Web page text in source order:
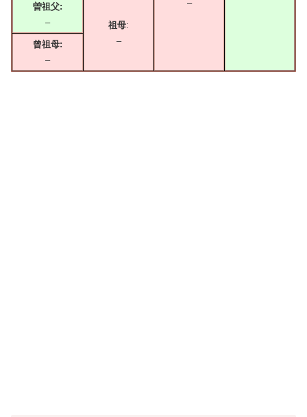
–
曽祖父:
–
祖母:
–
曾祖母:
–